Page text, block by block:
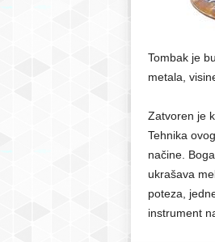
r
a
j
Tombak je
metala,
Zatvoren je
Tehnika
načine.
ukrašava
poteza,
instrument